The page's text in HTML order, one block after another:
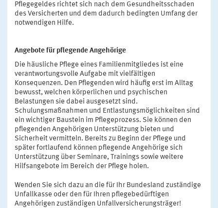
Pflegegeldes richtet sich nach dem Gesundheitsschaden
des Versicherten und dem dadurch bedingten Umfang der
notwendigen Hilfe.
Angebote für pflegende Angehörige
Die häusliche Pflege eines Familienmitgliedes ist eine
verantwortungsvolle Aufgabe mit vielfältigen
Konsequenzen. Den Pflegenden wird häufig erst im Alltag
bewusst, welchen körperlichen und psychischen
Belastungen sie dabei ausgesetzt sind.
Schulungsmaßnahmen und Entlastungsmöglichkeiten sind
ein wichtiger Baustein im Pflegeprozess. Sie können den
pflegenden Angehörigen Unterstützung bieten und
Sicherheit vermitteln. Bereits zu Beginn der Pflege und
später fortlaufend können pflegende Angehörige sich
Unterstützung über Seminare, Trainings sowie weitere
Hilfsangebote im Bereich der Pflege holen.
Wenden Sie sich dazu an die für Ihr Bundesland zuständige
Unfallkasse oder den für Ihren pflegebedürftigen
Angehörigen zuständigen Unfallversicherungsträger!